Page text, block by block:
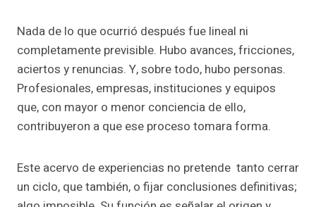
Nada de lo que ocurrió después fue lineal ni
completamente previsible. Hubo avances, fricciones,
aciertos y renuncias. Y, sobre todo, hubo personas.
Profesionales, empresas, instituciones y equipos
que, con mayor o menor conciencia de ello,
contribuyeron a que ese proceso tomara forma.
Este acervo de experiencias no pretende tanto cerrar
un ciclo, que también, o fijar conclusiones definitivas;